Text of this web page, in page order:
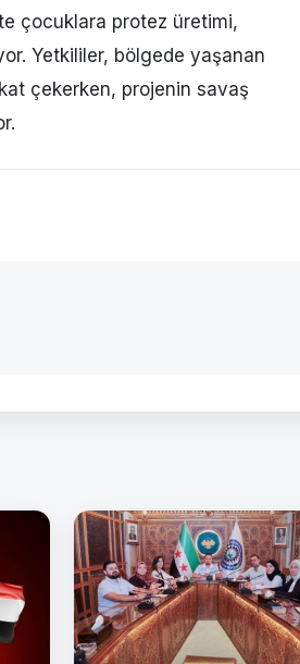
çocuklara protez üretimi,
Yetkililer, bölgede yaşanan
çekerken, projenin savaş